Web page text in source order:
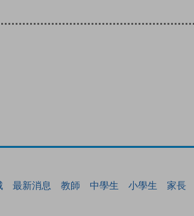
最新消息 教師 中學生 小學生 家長